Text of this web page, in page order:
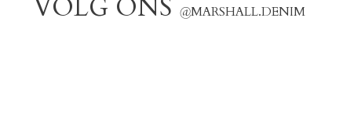
VOLG ONS @MARSHALL.DENIM